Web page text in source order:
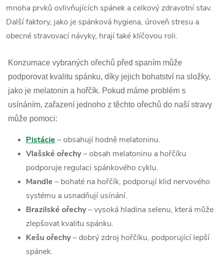
mnoha prvků ovlivňujících spánek a celkový zdravotní stav.
Další faktory, jako je spánková hygiena, úroveň stresu a
obecné stravovací návyky, hrají také klíčovou roli.
Konzumace vybraných ořechů před spaním může
podporovat kvalitu spánku, díky jejich bohatství na složky,
jako je melatonin a hořčík. Pokud máme problém s
usínáním, zařazení jednoho z těchto ořechů do naší stravy
může pomoci:
Pistácie – obsahují hodně melatoninu.
Vlašské ořechy– obsah melatoninu a hořčíku
podporuje regulaci spánkového cyklu.
Mandle – bohaté na hořčík, podporují klid nervového
systému a usnadňují usínání.
Brazilské ořechy– vysoká hladina selenu, která může
zlepšovat kvalitu spánku.
Kešu ořechy– dobrý zdroj hořčíku, podporující lepší
spánek.